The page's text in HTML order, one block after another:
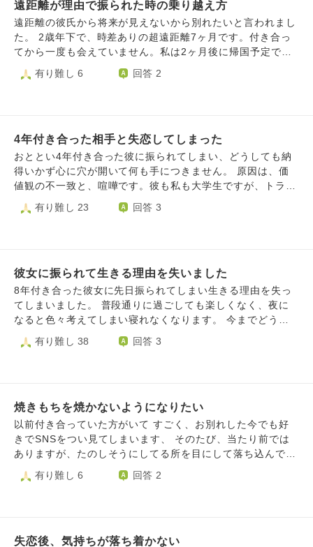
事で忙しくなる前に、私のその後のことを考慮せず、別れを
告げられました。タイミングが悪いという認識はあったよう
ですが、それで心から応援してる、など言われても、正直あ
りえないと思いました。仕事ができるのだとしても、この考
え方はとても子供だと思いました。 ただ彼は、男女含めて
が上手くいったらご飯でも行こうとなりましたが、迷ってい
ます。今後どうしたら良いのでしょうか、
いった相手であれば彼とうまくやっていけたのかと 考えて
しまう時もあります。 彼に対して何度も気持ちを抑え、許
しながら関係を続けようとしてきたのに、 結局理解されな
いまま関係が終わったとき、 これまでの我慢は何だったの
を、 どう受け止めて消化すればいいのか分からずにいま
ています。 執着している間は関係を守ろうとしてしまう一
方で、 後から自分のプライドや納得できない気持ちが強く
出てきて、 結果として大きな悔しさを抱えてしまうのだと
思います。 どう考えれば、この気持ちを少しでも楽に整理
遠距離が理由で振られた時の乗り越え方
遠距離の彼氏から将来が見えないから別れたいと言われまし
た。 2歳年下で、時差ありの超遠距離7ヶ月です。付き合っ
てから一度も会えていません。私は2ヶ月後に帰国予定です
が、同郷ではなく仕事で上京したいため日本でも遠距離が続
く可能性があります。 彼は最後の学生生活を友達と楽しみ
に1回の電話でも耐えてきました。 しかし彼は4月から社会
人になる不安や配属先未定の状況で遠距離にはもう耐えられ
ない・自分に自信がないし別れたいと言ってきました。私
は、帰国後は今より会えるし、若い時期にそれぞれの生活を
「それはそう、、だけど…」という感じでした。 一旦別れ
りの楽だけする恋愛は考えられないので却下しました。 別
れたい本当の理由の真偽は分かりません。もしかしたら頻繁
に遊んでいる友達グループの女子に浮ついた心があるのかも
しれません。彼の言った通り、就職ブルーとも重なってネガ
なのあり安定した将来的な恋愛よりかは遊んでいたいのか
できてない自分が許せない。とも伝えられました。 電話で
私が、遠距離でも今よりは絶対楽になると少し説得気味に言
ったこともあり、一旦自分で考えてまた連絡する、その間は
LINEも無しでとなりました しかし私は、次の電話でも同じ
ことを言われると予想しています。そうならもう受け入れよ
うと思います。 ただ起こってもいない未来への不安で別れ
方で、今後恋愛に臆病にならず、素敵な恋愛したいです。ど
有り難し 6 回答 2
4年付き合った相手と失恋してしまった
おととい4年付き合った彼に振られてしまい、どうしても納
得いかず心に穴が開いて何も手につきません。 原因は、価
値観の不一致と、喧嘩です。彼も私も大学生ですが、トラブ
ルが多すぎてお互いの学業に支障が出てしまいました。過去
も3回ほど相手から別れを切り出されていますが、その都度
人経験があり、全落ちした私は短大に、彼は理系の国立大学
に入りました。正直引け目を感じていました。最初はお互い
に励まし合う関係性でした。しかし、学業が忙しくなり遠距
離のため会う時間が少なくなりました。その間に喧嘩も増え
友人や世間一般の恋愛と自分達の恋愛での会う頻度を比べて
させていました。 さらに私の学校での人間関係では、友人
ほぼ全員がメンヘラです。この恋愛ではかなりメンヘラにな
らないように気を付けていましたが、友人の1人にコントロ
ールされて（本人から私をコントロールしようとしたと言わ
嫌いだと宣言していましたが私が浮気を疑ったり、束縛をす
言い合うようになりました。話し合いがしっかり出来なくな
有り難し 23 回答 3
彼女に振られて生きる理由を失いました
8年付き合った彼女に先日振られてしまい生きる理由を失っ
てしまいました。 普段通りに過ごしても楽しくなく、夜に
なると色々考えてしまい寝れなくなります。 今までどうや
って生きていたのだろ、何が楽しかったんだろと思ってしま
って死んだ方がマシなのではと思ってしまいます。 死にた
のも辛いです。 死ねば彼女のことを考えずに済むと思うと
ほんとに死にたくなります。 毎晩布団の中でどうすれば楽
に死ねるかを考えてしまいます。 食事も美味しくなく食べ
ることもやめてしまってます。 この先生きていく自信があ
有り難し 38 回答 3
焼きもちを焼かないようになりたい
以前付き合っていた方がいて すごく、お別れした今でも好
きでSNSをつい見てしまいます、 そのたび、当たり前では
ありますが、たのしそうにしてる所を目にして落ち込んでし
まうんです。 友達と仲良く過ごしてるところ、プレゼント
をもらったこと、 わたしができなかったことが含まれてい
でしょうか、
有り難し 6 回答 2
失恋後、気持ちが落ち着かない